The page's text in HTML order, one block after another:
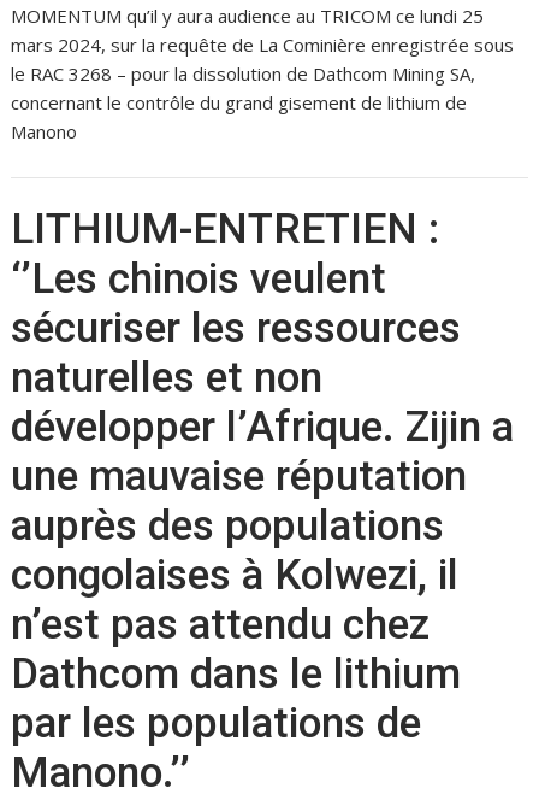
MOMENTUM qu’il y aura audience au TRICOM ce lundi 25
mars 2024, sur la requête de La Cominière enregistrée sous
le RAC 3268 – pour la dissolution de Dathcom Mining SA,
concernant le contrôle du grand gisement de lithium de
Manono
LITHIUM-ENTRETIEN :
‘’Les chinois veulent
sécuriser les ressources
naturelles et non
développer l’Afrique. Zijin a
une mauvaise réputation
auprès des populations
congolaises à Kolwezi, il
n’est pas attendu chez
Dathcom dans le lithium
par les populations de
Manono.’’